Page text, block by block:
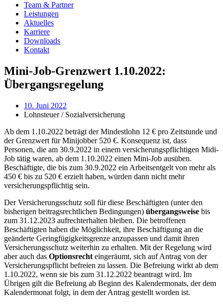
Team & Partner
Leistungen
Aktuelles
Karriere
Downloads
Kontakt
Mini-Job-Grenzwert 1.10.2022:
Übergangsregelung
10. Juni 2022
Lohnsteuer / Sozialversicherung
Ab dem 1.10.2022 beträgt der Mindestlohn 12 € pro Zeitstunde und
der Grenzwert für Minijobber 520 €. Konsequenz ist, dass
Personen, die am 30.9.2022 in einem versicherungspflichtigen Midi-
Job tätig waren, ab dem 1.10.2022 einen Mini-Job ausüben.
Beschäftigte, die bis zum 30.9.2022 ein Arbeitsentgelt von mehr als
450 € bis zu 520 € erzielt haben, würden dann nicht mehr
versicherungspflichtig sein.
Der Versicherungsschutz soll für diese Beschäftigten (unter den
bisherigen beitragsrechtlichen Bedingungen) übergangsweise bis
zum 31.12.2023 aufrechterhalten bleiben. Die betroffenen
Beschäftigten haben die Möglichkeit, ihre Beschäftigung an die
geänderte Geringfügigkeitsgrenze anzupassen und damit ihren
Versicherungsschutz weiterhin zu erhalten. Mit der Regelung wird
aber auch das Optionsrecht eingeräumt, sich auf Antrag von der
Versicherungspflicht befreien zu lassen. Die Befreiung wirkt ab dem
1.10.2022, wenn sie bis zum 31.12.2022 beantragt wird. Im
Übrigen gilt die Befreiung ab Beginn des Kalendermonats, der dem
Kalendermonat folgt, in dem der Antrag gestellt worden ist.